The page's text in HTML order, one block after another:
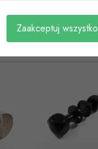
Zaakceptuj wszystko